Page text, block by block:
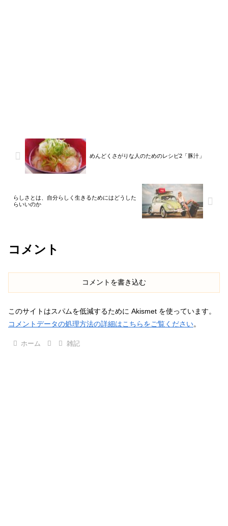
めんどくさがりな人のためのレシピ2「豚汁」
らしさとは、自分らしく生きるためにはどうした
らいいのか
コメント
コメントを書き込む
このサイトはスパムを低減するために Akismet を使っています。
コメントデータの処理方法の詳細はこちらをご覧ください。
ホーム 雑記